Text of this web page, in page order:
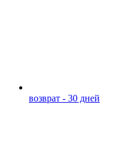
возврат - 30 дней